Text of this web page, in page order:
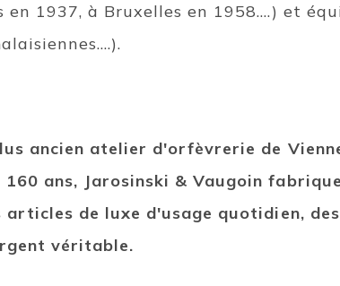
1937, à Bruxelles en 1958....) et
ancien atelier d'orfèvrerie de
ans, Jarosinski & Vaugoin
articles de luxe d'usage quotidien,
véritable.